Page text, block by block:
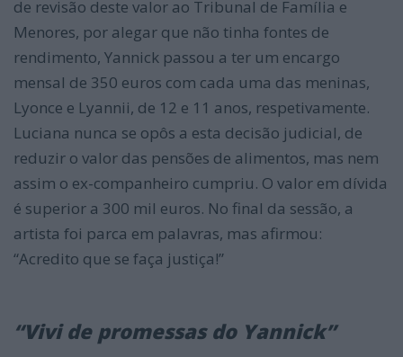
de revisão deste valor ao Tribunal de Família e
Menores, por alegar que não tinha fontes de
rendimento, Yannick passou a ter um encargo
mensal de 350 euros com cada uma das meninas,
Lyonce e Lyannii, de 12 e 11 anos, respetivamente.
Luciana nunca se opôs a esta decisão judicial, de
reduzir o valor das pensões de alimentos, mas nem
assim o ex-companheiro cumpriu. O valor em dívida
é superior a 300 mil euros. No final da sessão, a
artista foi parca em palavras, mas afirmou:
“Acredito que se faça justiça!”
“Vivi de promessas do Yannick”